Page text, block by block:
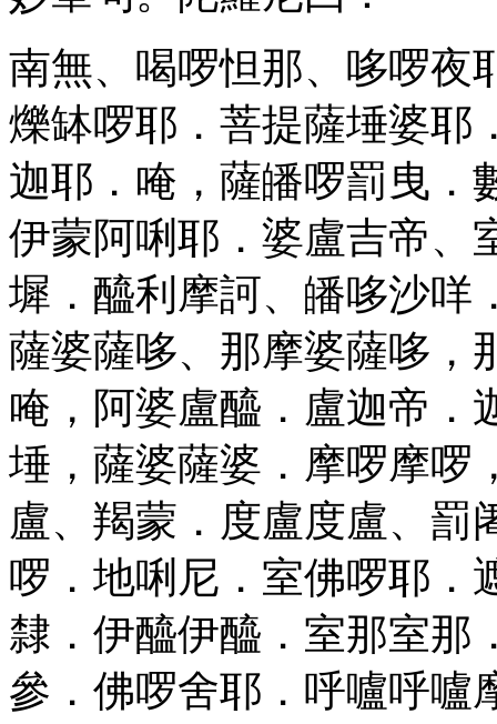
南無、喝啰怛那、哆啰夜
爍缽啰耶．菩提薩埵婆耶
迦耶．唵，薩皤啰罰曳．
伊蒙阿唎耶．婆盧吉帝、
墀．醯利摩訶、皤哆沙咩
薩婆薩哆、那摩婆薩哆，
唵，阿婆盧醯．盧迦帝．
埵，薩婆薩婆．摩啰摩啰
盧、羯蒙．度盧度盧、罰
啰．地唎尼．室佛啰耶．
隸．伊醯伊醯．室那室那
參．佛啰舍耶．呼嚧呼嚧